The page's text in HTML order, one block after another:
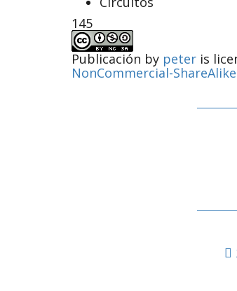
145
Publicación by peter is
NonCommercial-